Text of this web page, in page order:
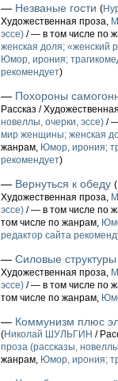
— Незваные гости (
Художественная проза,
эссе) / — в том числе по
женская доля; «женский
Юмор, ирония;
рекомендует)
— Похороны
Рассказ /
новеллы, очерки, эссе) /
мир женщины; женская
жанрам, Юмор, ирония;
рекомендует)
— Вернуться к обеду (
Художественная проза,
эссе) / — в том числе по
том числе по жанрам,
редактор сайта
— Силовые структуры
Художественная проза,
эссе) / — в том числе по
том числе по жанрам,
— Коммунизм плюс
(Николай ШУЛЬГИН /
проза (рассказы,
жанрам, Юмор, ирония;